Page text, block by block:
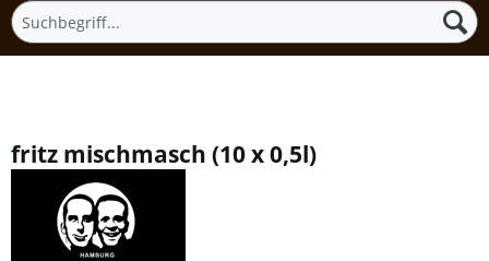
fritz mischmasch (10 x 0,5l)